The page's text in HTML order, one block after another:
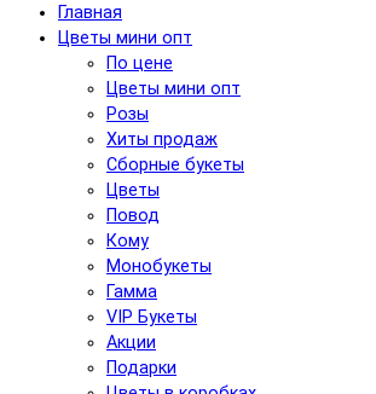
Главная
Цветы мини опт
По цене
Цветы мини опт
Розы
Хиты продаж
Сборные букеты
Цветы
Повод
Кому
Монобукеты
Гамма
VIP Букеты
Акции
Подарки